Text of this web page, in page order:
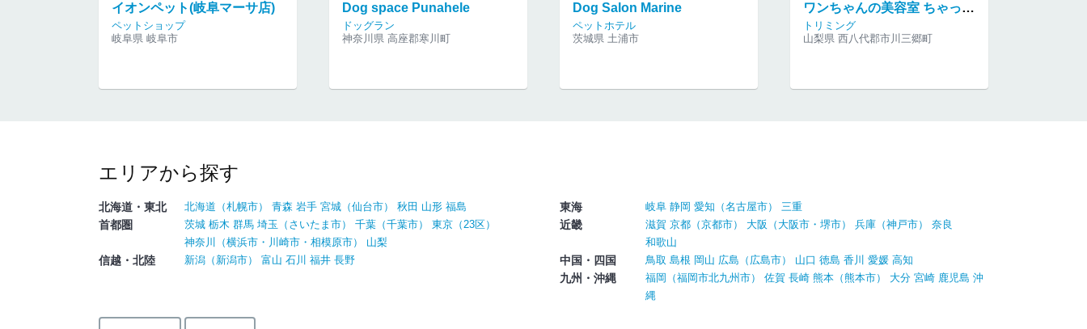
イオンペット(岐阜マーサ店)
ペットショップ
岐阜県 岐阜市
Dog space Punahele
ドッグラン
神奈川県 高座郡寒川町
Dog Salon Marine
ペットホテル
茨城県 土浦市
ワンちゃんの美容室 ちゃっぴぃ
トリミング
山梨県 西八代郡市川三郷町
エリアから探す
北海道・東北 北海道 （札幌市） 青森 岩手 宮城 （仙台市） 秋田 山形 福島
首都圏 茨城 栃木 群馬 埼玉 （ さいたま市） 千葉 （千葉市） 東京 （23区）
神奈川
（横浜市 ・ 川崎市 ・ 相模原市） 山梨
信越・北陸 新潟 （ 新潟市） 富山 石川 福井 長野
東海 岐阜 静岡 愛知 （名古屋市） 三重
近畿 滋賀 京都 （京都市） 大阪 （ 大阪市 ・ 堺市） 兵庫 （神戸市） 奈良
和歌山
中国・四国 鳥取 島根 岡山 広島 （ 広島市） 山口 徳島 香川 愛媛 高知
九州・沖縄 福岡 （福岡市北九州市） 佐賀 長崎 熊本 （熊本市） 大分 宮崎 鹿児島 沖
縄